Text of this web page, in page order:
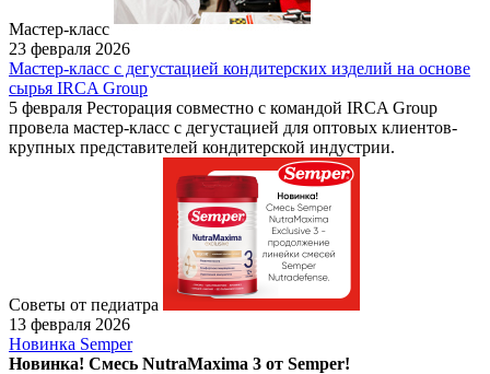
Мастер-класс
23 февраля 2026
Мастер-класс с дегустацией кондитерских изделий на основе
сырья IRCA Group
5 февраля Ресторация совместно с командой IRCA Group
провела мастер-класс с дегустацией для оптовых клиентов-
крупных представителей кондитерской индустрии.
Советы от педиатра
13 февраля 2026
Новинка Semper
Новинка! Смесь NutraMaxima 3 от Semper!